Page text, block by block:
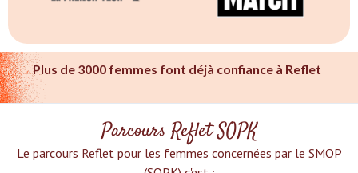
Plus de 3000 femmes font déjà confiance à Reflet
Parcours Reflet SOPK
Le parcours Reflet pour les femmes concernées par le SMOP